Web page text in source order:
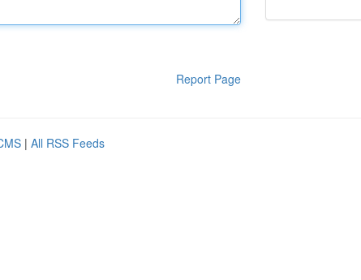
Report Page
| All RSS Feeds